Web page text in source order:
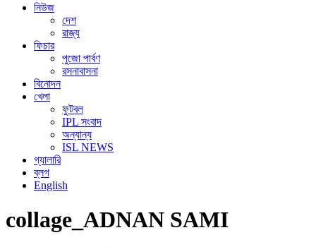
নিউজ
দেশ
রাজ্য
ফিচার
পুজো পার্বণ
রসনাবাসনা
বিনোদন
খেলা
ফুটবল
IPL সংবাদ
অন্যান্য
ISL NEWS
গ্যালারি
ব্লগ
English
collage_ADNAN SAMI